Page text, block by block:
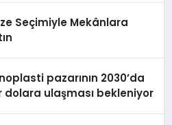
Seçimiyle Mekânlara
pazarının 2030’da
dolara ulaşması bekleniyor